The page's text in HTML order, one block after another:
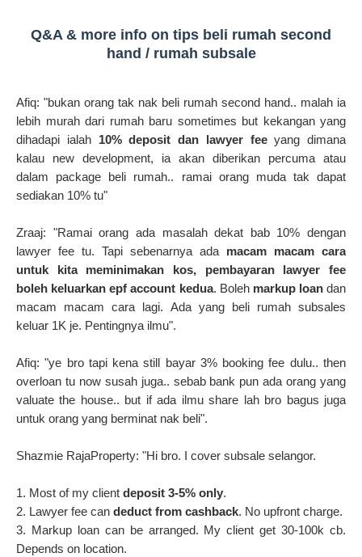
Q&A & more info on tips beli rumah second
hand / rumah subsale
Afiq: "bukan orang tak nak beli rumah second hand.. malah ia
lebih murah dari rumah baru sometimes but kekangan yang
dihadapi ialah 10% deposit dan lawyer feeyang dimana
kalau new development, ia akan diberikan percuma atau
dalam package beli rumah.. ramai orang muda tak dapat
sediakan 10% tu"
Zraaj: "Ramai orang ada masalah dekat bab 10% dengan
lawyer fee tu. Tapi sebenarnya ada macam macam cara
untuk kita meminimakan kos, pembayaran lawyer fee
boleh keluarkan epf account kedua. Boleh markup loandan
macam macam cara lagi. Ada yang beli rumah subsales
keluar 1K je. Pentingnya ilmu".
Afiq: "ye bro tapi kena still bayar 3% booking fee dulu.. then
overloan tu now susah juga.. sebab bank pun ada orang yang
valuate the house.. but if ada ilmu share lah bro bagus juga
untuk orang yang berminat nak beli".
Shazmie RajaProperty: "Hi bro. I cover subsale selangor.
1. Most of my client deposit 3-5% only.
2. Lawyer fee can deduct from cashback. No upfront charge.
3. Markup loan can be arranged. My client get 30-100k cb.
Depends on location.